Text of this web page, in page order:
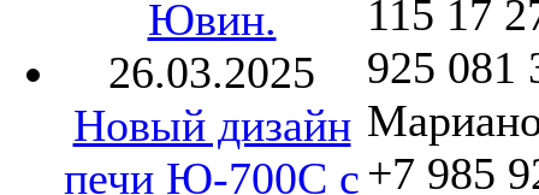
Ювин.
26.03.2025
Новый дизайн
печи Ю-700С с
115 17
925 081
+7 985